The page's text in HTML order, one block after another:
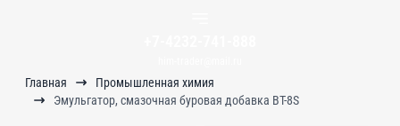
Главная
Промышленная химия
Эмульгатор, смазочная буровая добавка BT-8S